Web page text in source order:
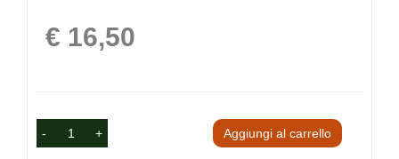
Prezzo
€ 16,50
- + Aggiungi al carrello